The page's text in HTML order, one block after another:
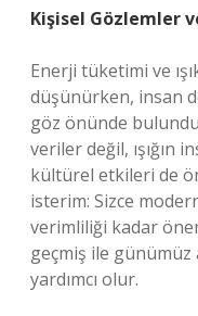
Kişisel Gözlemler
Enerji tüketimi ve
düşünürken, insan
göz önünde
veriler değil, ışığın
kültürel etkileri de
isterim: Sizce
verimliliği kadar
geçmiş ile günümüz
yardımcı olur.